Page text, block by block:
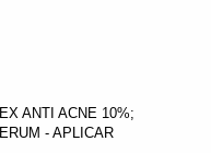
ANTI ACNE 10%;
- APLICAR